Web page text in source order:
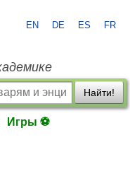
EN DE ES FR
Найти!
Игры ⚽